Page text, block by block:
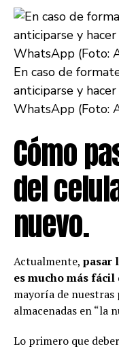
En caso de
anticiparse y
WhatsApp (Foto:
Cómo
del
nuevo.
Actualmente, pasar
es mucho más fácil
mayoría de nuestras
almacenadas en “la
Lo primero que